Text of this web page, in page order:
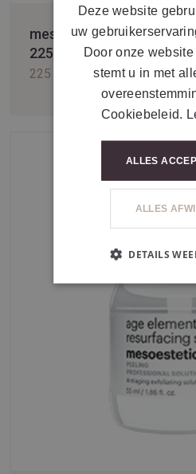
mesoestetic® age
225 ml
225 ml
Deze website
uw
Door onze
stemt u in met
Cookiebeleid.
ALLES
ALLES
DETAILS